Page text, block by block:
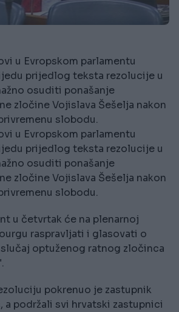
u Evropskom parlamentu
prijedlog teksta rezolucije u
osuditi ponašanje
zločine Vojislava Šešelja nakon
slobodu.
u Evropskom parlamentu
prijedlog teksta rezolucije u
osuditi ponašanje
zločine Vojislava Šešelja nakon
slobodu.
u četvrtak će na plenarnoj
raspravljati i glasovati o
optuženog ratnog zločinca
pokrenuo je zastupnik
a podržali svi hrvatski zastupnici